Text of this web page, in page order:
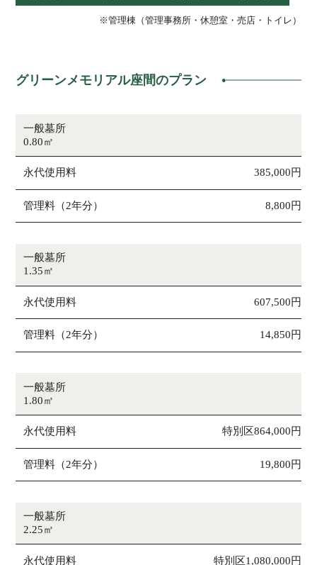
※管理棟（管理事務所・休憩室・売店・トイレ）
グリーンメモリアル座間のプラン
一般墓所
0.80㎡
永代使用料 385,000円
管理料（2年分） 8,800円
一般墓所
1.35㎡
永代使用料 607,500円
管理料（2年分） 14,850円
一般墓所
1.80㎡
永代使用料 特別区864,000円
管理料（2年分） 19,800円
一般墓所
2.25㎡
永代使用料 特別区1,080,000円